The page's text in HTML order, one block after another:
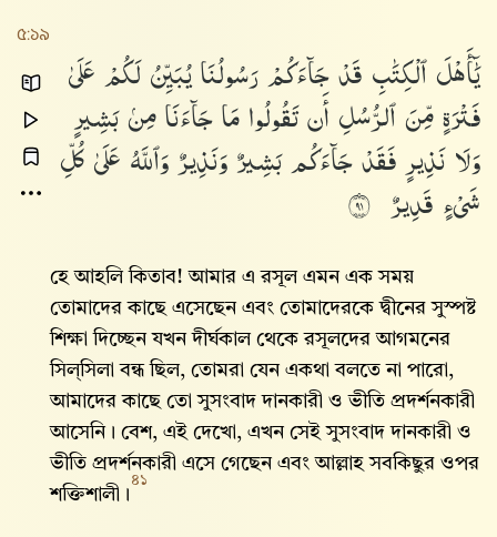
৫:১৯
يَٰٓأَهْلَٱلْكِتَٰبِقَدْجَآءَكُمْرَسُولُنَايُبَيِّنُلَكُمْعَلَىٰ
فَتْرَةٍمِّنَٱلرُّسُلِأَنتَقُولُوا۟مَاجَآءَنَامِنۢبَشِيرٍ
وَلَانَذِيرٍفَقَدْجَآءَكُمبَشِيرٌوَنَذِيرٌوَٱللَّهُعَلَىٰكُلِّ
شَىْءٍقَدِيرٌ ١٩
হে আহলি কিতাব! আমার এ রসূল এমন এক সময়
তোমাদের কাছে এসেছেন এবং তোমাদেরকে দ্বীনের সুস্পষ্ট
শিক্ষা দিচ্ছেন যখন দীর্ঘকাল থেকে রসূলদের আগমনের
সিল্‌সিলা বন্ধ ছিল, তোমরা যেন একথা বলতে না পারো,
আমাদের কাছে তো সুসংবাদ দানকারী ও ভীতি প্রদর্শনকারী
আসেনি। বেশ, এই দেখো, এখন সেই সুসংবাদ দানকারী ও
ভীতি প্রদর্শনকারী এসে গেছেন এবং আল্লাহ‌ সবকিছুর ওপর
শক্তিশালী।
৪১